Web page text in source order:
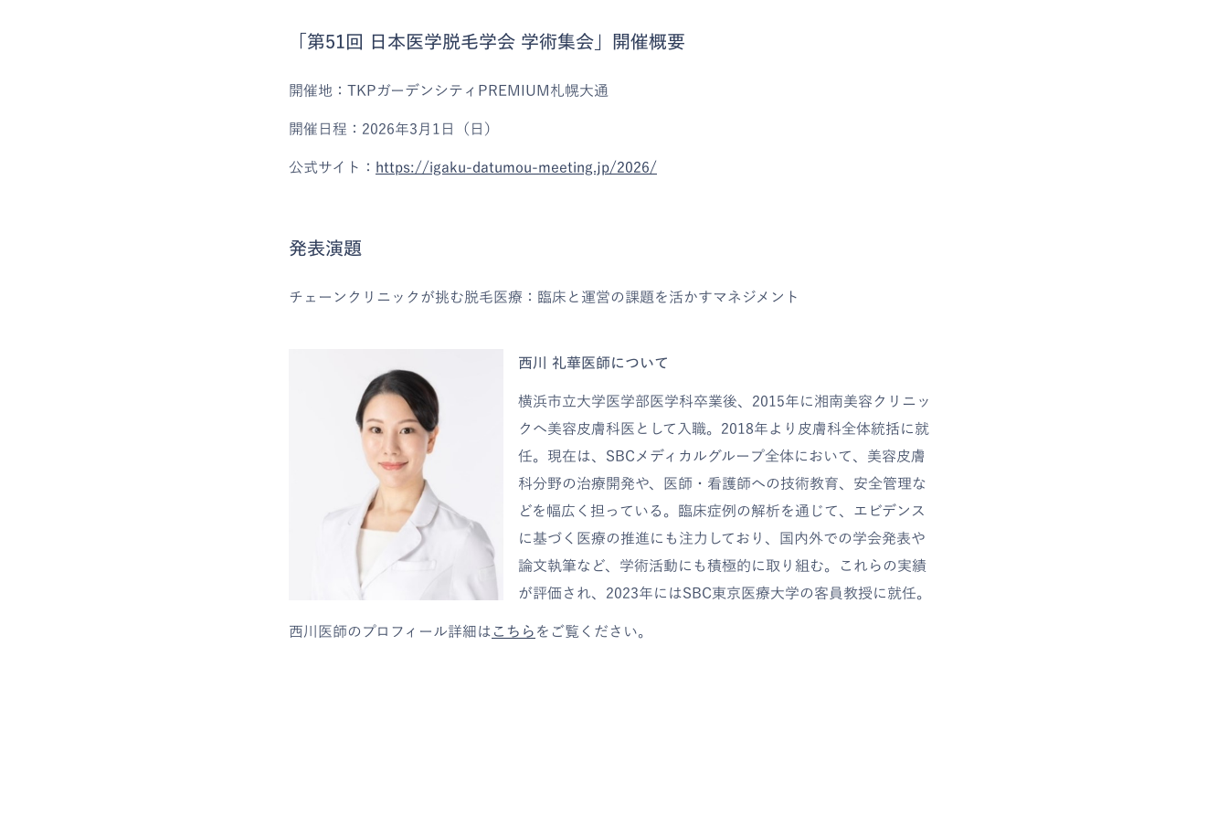
「第51回 日本医学脱毛学会 学術集会」開催概要
開催地：TKPガーデンシティPREMIUM札幌大通
開催日程：2026年3月1日（日）
公式サイト： https://igaku-datumou-meeting.jp/2026/
発表演題
チェーンクリニックが挑む脱毛医療：臨床と運営の課題を活かすマネジメント
西川 礼華医師について
横浜市立大学医学部医学科卒業後、2015年に湘南美容クリニッ
クへ美容皮膚科医として入職。2018年より皮膚科全体統括に就
任。現在は、SBCメディカルグループ全体において、美容皮膚
科分野の治療開発や、医師・看護師への技術教育、安全管理な
どを幅広く担っている。臨床症例の解析を通じて、エビデンス
に基づく医療の推進にも注力しており、国内外での学会発表や
論文執筆など、学術活動にも積極的に取り組む。これらの実績
が評価され、2023年にはSBC東京医療大学の客員教授に就任。
西川医師のプロフィール詳細は こちら をご覧ください。